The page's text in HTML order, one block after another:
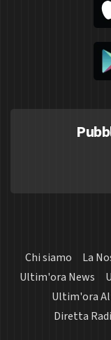
Chi siamo La
Ultim'ora News
Ultim'ora
Diretta